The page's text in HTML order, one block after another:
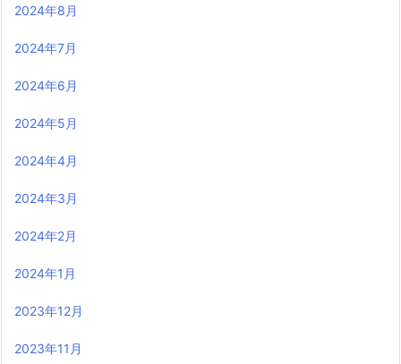
2024年8月
2024年7月
2024年6月
2024年5月
2024年4月
2024年3月
2024年2月
2024年1月
2023年12月
2023年11月